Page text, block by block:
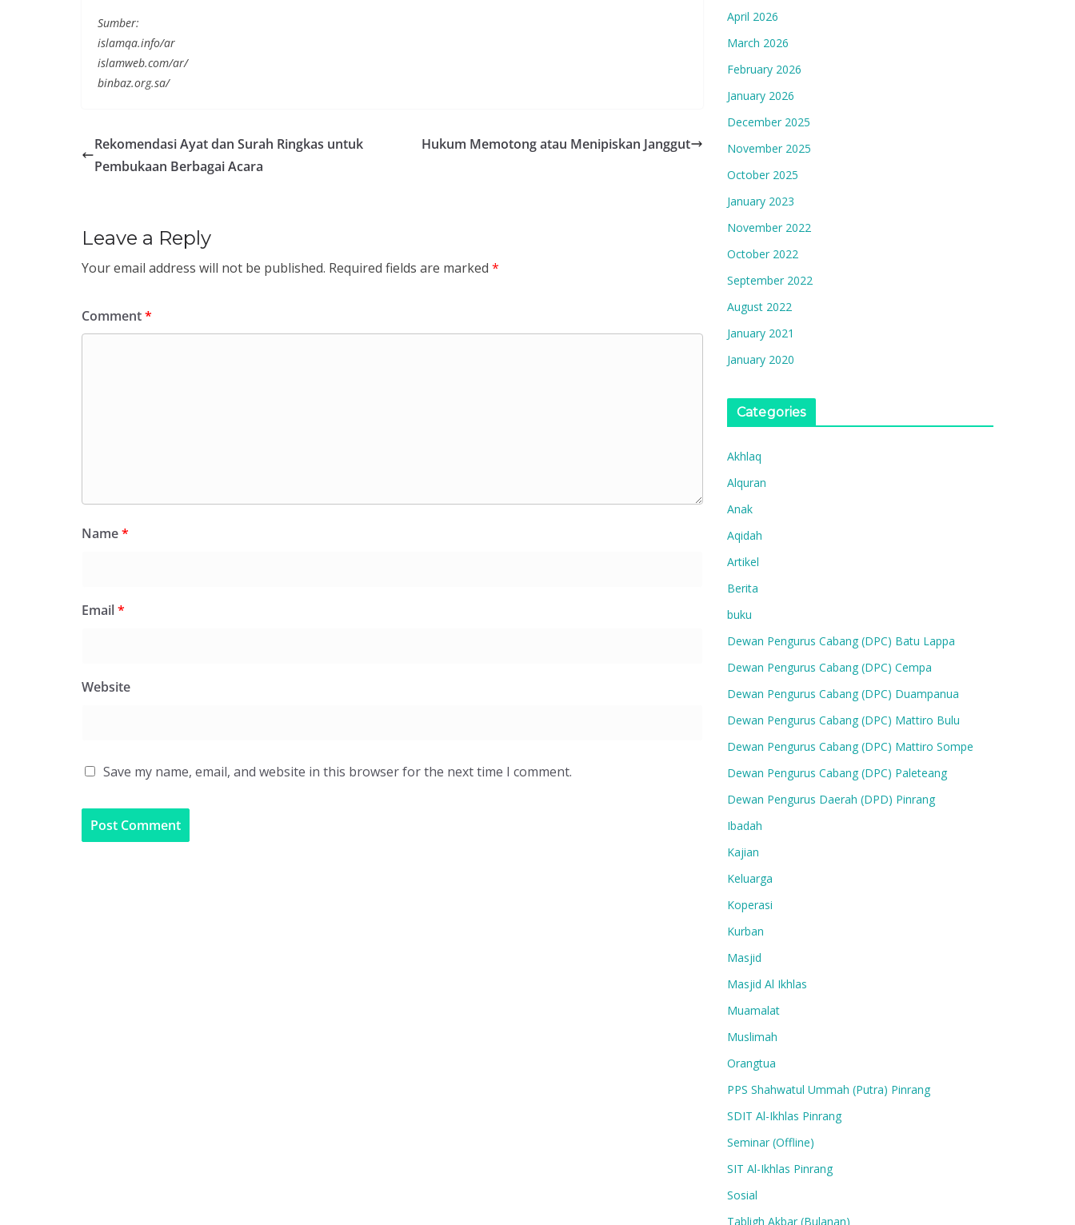
Sumber:
islamqa.info/ar
islamweb.com/ar/
binbaz.org.sa/
Rekomendasi Ayat dan Surah Ringkas untuk
Pembukaan Berbagai Acara
Hukum Memotong atau Menipiskan Janggut
Leave a Reply
Your email address will not be published. Required fields are marked *
Comment*
Name*
Email*
Website
Save my name, email, and website in this browser for the next time I comment.
April 2026
March 2026
February 2026
January 2026
December 2025
November 2025
October 2025
January 2023
November 2022
October 2022
September 2022
August 2022
January 2021
January 2020
Categories
Akhlaq
Alquran
Anak
Aqidah
Artikel
Berita
buku
Dewan Pengurus Cabang (DPC) Batu Lappa
Dewan Pengurus Cabang (DPC) Cempa
Dewan Pengurus Cabang (DPC) Duampanua
Dewan Pengurus Cabang (DPC) Mattiro Bulu
Dewan Pengurus Cabang (DPC) Mattiro Sompe
Dewan Pengurus Cabang (DPC) Paleteang
Dewan Pengurus Daerah (DPD) Pinrang
Ibadah
Kajian
Keluarga
Koperasi
Kurban
Masjid
Masjid Al Ikhlas
Muamalat
Muslimah
Orangtua
PPS Shahwatul Ummah (Putra) Pinrang
SDIT Al-Ikhlas Pinrang
Seminar (Offline)
SIT Al-Ikhlas Pinrang
Sosial
Tabligh Akbar (Bulanan)